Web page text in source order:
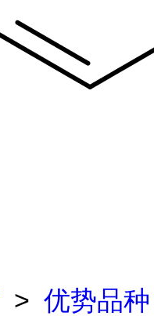
> 优势品种